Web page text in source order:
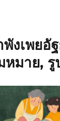
งเพยอั
หมาย, รู